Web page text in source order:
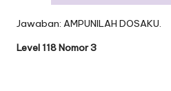
Jawaban: AMPUNILAH DOSAKU.
Level 118 Nomor 3